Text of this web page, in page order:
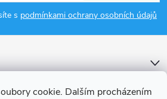
cookie. Dalším procházením
s podmínkami ochrany osobních údajů